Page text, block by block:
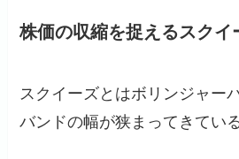
株価の収縮を捉えるスクイ
スクイーズとはボリンジャー
バンドの幅が狭まってきてい